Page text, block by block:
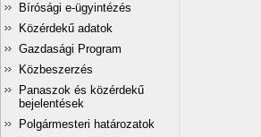
Bírósági e-ügyintézés
Közérdekű adatok
Gazdasági Program
Közbeszerzés
Panaszok és közérdekű
bejelentések
Polgármesteri határozatok